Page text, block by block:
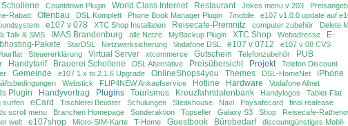
Countdown Plugin World Class Internet Restaurant Jokes menu v 203
Rabatt Ofenbau DSL Komplett Phone Book Manager Plugin 7mobile
e107 v1.0.0 update auf
e107 v 078 XTC Shop Installation Reisecafe-Premnitz computer zubehör
Delete
Talk & SMS IMAS Brandenburg alle Netze MyBackup Plugin XTC Shop Webadresse
E-
Pakete StarDSL Netzwerksicherung Vodafone DSL e107 v 0712
e107 v 08 CVS
Steuererklärung Virtual Server xtcommerce Gutschein Telefonzubehör
PUB
Handytarif Brauerei Schollene DSL Alternative Preisübersicht Projekt
Telefon Discount
Gemeinde e107 1.x to 2.1.6 Upgrade OnlineShops4you Themes DSL-HomeNet iPhone
Webstick FLIP4NEW Ankaufservice Hotline Hardware Vodafone Allnet
Plugin Handyvertrag Plugins Tourismus Kreuzfahrtdatenbank Handylogos
Tablet-Flat
surfen eCard Tischlerei Beuster Schulungen Steakhouse Navi Paysafecard final realease
scroll menu Branchen Homepage Sonderaktion Topseller Galaxy S3 Shop
Reisecafe-
welt e107shop Micro-SIM-Karte T-Home Guestbook Bürobedarf
discountgünstiges Mobil-